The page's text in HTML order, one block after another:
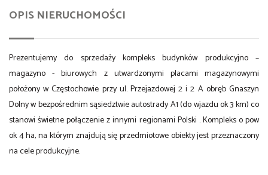
OPIS NIERUCHOMOŚCI
Prezentujemy do sprzedaży kompleks budynków produkcyjno –
magazyno - biurowych z utwardzonymi placami magazynowymi
położony w Częstochowie przy ul. Przejazdowej 2 i 2 A obręb Gnaszyn
Dolny w bezpośrednim sąsiedztwie autostrady A1 (do wjazdu ok 3 km) co
stanowi świetne połączenie z innymi regionami Polski . Kompleks o pow
ok 4 ha, na którym znajdują się przedmiotowe obiekty jest przeznaczony
na cele produkcyjne.